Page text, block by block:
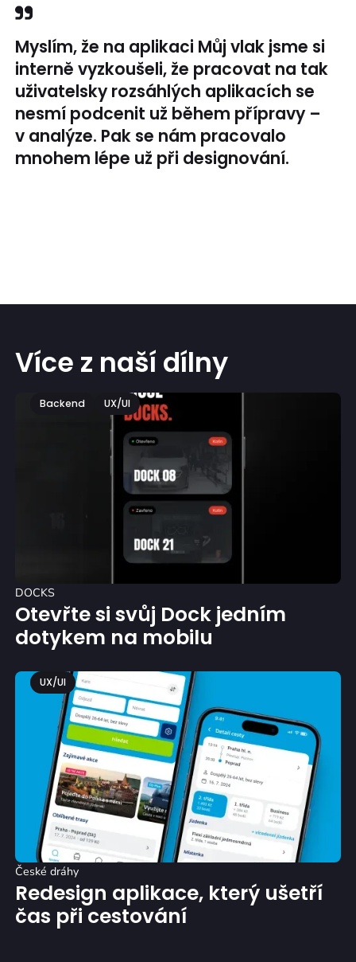
Myslím, že na aplikaci Můj vlak jsme si
interně vyzkoušeli, že pracovat na tak
uživatelsky rozsáhlých aplikacích se
nesmí podcenit už během přípravy –
v analýze. Pak se nám pracovalo
mnohem lépe už při designování.
Více z naší dílny
Backend UX/UI
DOCKS
Otevřte si svůj Dock jedním
dotykem na mobilu
UX/UI
České dráhy
Redesign aplikace, který ušetří
čas při cestování